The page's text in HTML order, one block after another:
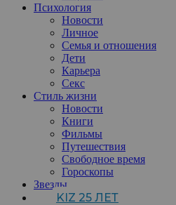
Психология
Новости
Личное
Семья и отношения
Дети
Карьера
Секс
Стиль жизни
Новости
Книги
Фильмы
Путешествия
Свободное время
Гороскопы
Звезды
KIZ 25 ЛЕТ